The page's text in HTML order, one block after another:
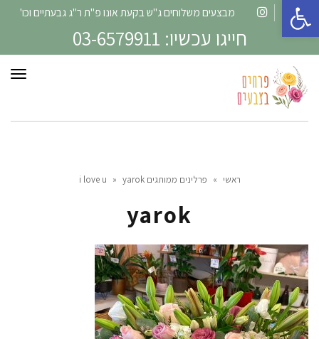
פתח סרגל נגישות
Facebook
מבצעים משלוחים ג"ש בקעת אונו פ"ת ר"ג גבעתיים וכו'
חייגו עכשיו: 03-6579911
ראשי » פרלינים ממותגים i love u » yarok
yarok